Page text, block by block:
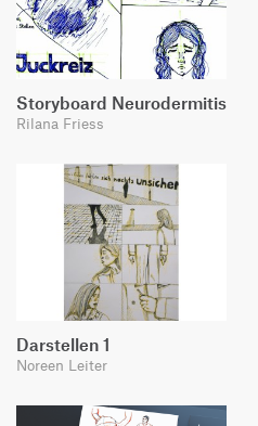
Storyboard Neurodermitis
Rilana Friess
Darstellen 1
Noreen Leiter